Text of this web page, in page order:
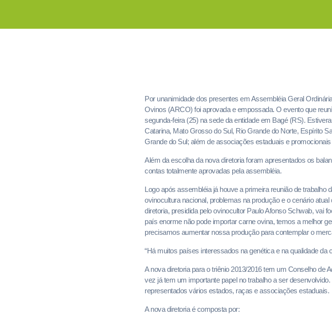
Por unanimidade dos presentes em Assembléia Geral
Ovinos (ARCO) foi aprovada e empossada. O evento que
segunda-feira (25) na sede da entidade em Bagé (RS).
Catarina, Mato Grosso do Sul, Rio Grande do Norte, Espírito
Grande do Sul; além de associações estaduais e
Além da escolha da nova diretoria foram apresentados os
contas totalmente aprovadas pela assembléia.
Logo após assembléia já houve a primeira reunião de trabalho
ovinocultura nacional, problemas na produção e o cenário
diretoria, presidida pelo ovinocultor Paulo Afonso Schwab, vai
país enorme não pode importar carne ovina, temos a melhor
precisamos aumentar nossa produção para contemplar o
“Há muitos países interessados na genética e na qualidade da
A nova diretoria para o triênio 2013/2016 tem um Conselho de
vez já tem um importante papel no trabalho a ser
representados vários estados, raças e associações estaduais.
A nova diretoria é composta por: